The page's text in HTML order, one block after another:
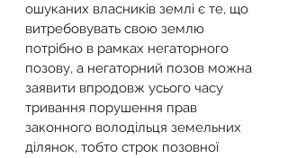
ошуканих власників землі є те, що
витребовувать свою землю
потрібно в рамках негаторного
позову, а негаторний позов можна
заявити впродовж усього часу
тривання порушення прав
законного володільця земельних
ділянок, тобто строк позовної